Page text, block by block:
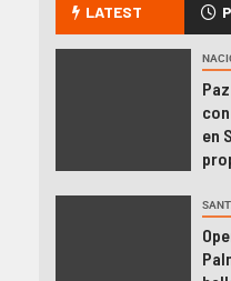
LATEST
en